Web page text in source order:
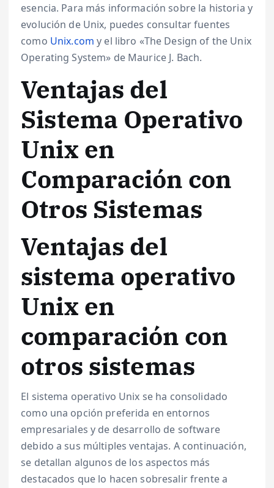
esencia. Para más información sobre la historia y
evolución de Unix, puedes consultar fuentes
como Unix.com y el libro «The Design of the Unix
Operating System» de Maurice J. Bach.
Ventajas del
Sistema Operativo
Unix en
Comparación con
Otros Sistemas
Ventajas del
sistema operativo
Unix en
comparación con
otros sistemas
El sistema operativo Unix se ha consolidado
como una opción preferida en entornos
empresariales y de desarrollo de software
debido a sus múltiples ventajas. A continuación,
se detallan algunos de los aspectos más
destacados que lo hacen sobresalir frente a